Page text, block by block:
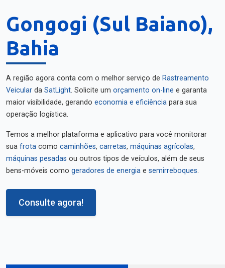
Gongogi (Sul Baiano),
Bahia
A região agora conta com o melhor serviço de Rastreamento
Veicular da SatLight. Solicite um orçamento on-line e garanta
maior visibilidade, gerando economia e eficiência para sua
operação logística.
Temos a melhor plataforma e aplicativo para você monitorar
sua frota como caminhões, carretas, máquinas agrícolas,
máquinas pesadas ou outros tipos de veículos, além de seus
bens-móveis como geradores de energia e semirreboques.
Consulte agora!